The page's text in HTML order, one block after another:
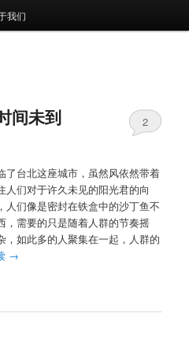
我们
间未到 2
了台北这座城市，虽然风依然带着
们对于许久未见的阳光君的向
人们像是密封在铁盒中的沙丁鱼不
，需要的只是随着人群的节奏摇
，如此多的人聚集在一起，人群的
→